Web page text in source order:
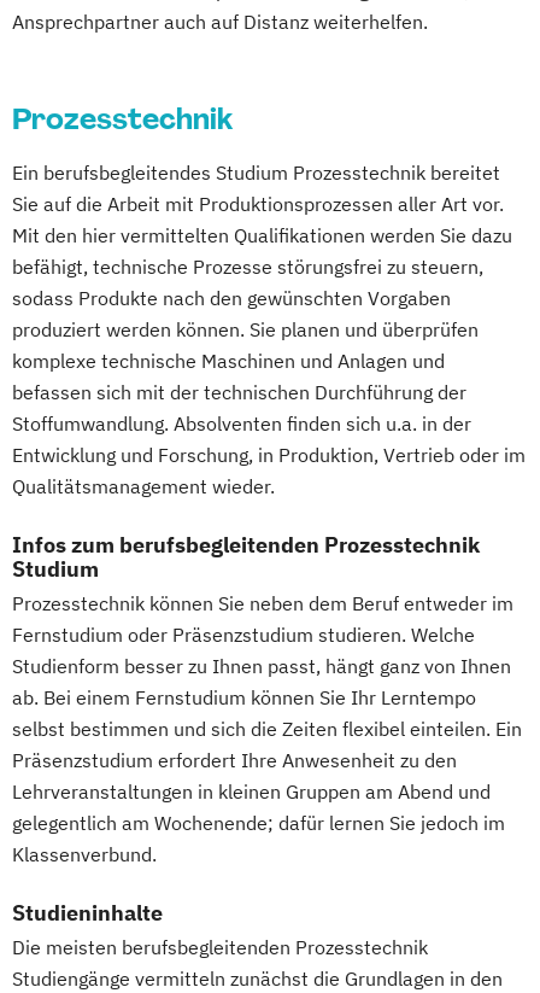
Kunststofftechnik
Lebensmittelverfahrenstechnik
Leit- und Sicherungstechnik
Maschinenbau Materials Science
Mathematik für Studierende
ingenieurwissenschaftlicher Fächer
Mathematik für Studierende
wirtschaftswissenschaftlicher Fächer
Mechatronik Mediengestaltung
Medizinische Informatik Medizintechnik
Mensch-Computer-Interaktion
Nachhaltigkeitsmanagement
Nachhaltigkeitstechnologien und -
management
Nationale und internationale Zertifizierung
und Produktkennzeichnung
New Venture Management
Patentmanagement
Prozesssimulation in der
Verfahrenstechnik
Regenerative Energietechnik
Technikfolgen­abschätzung
Technische Betriebswirtschaft
Pharmamanagement und
Prozess- und Produktdesign
Psychologie und Psychologisches
Empowerment
Psychosoziale Beratung in Sozialer Arbeit
Sicherheitsmanagement Soziale Arbeit
Sozialmanagement
Tourismusmanagement
UX-Design
Wirtschaftsinformatik
Wirtschaftsingenieurwesen (Teilzeit und
Vollzeit)
Wirtschaftsingenieurwesen mit
Wirtschaftspsychologie
Wirtschaftspsychologie mit Schwerpunkt
Digitalisierung
Wirtschaftsrecht mit internationalen
Aspekten
Ansprechpartner auch auf Distanz weiterhelfen.
Prozesstechnik
Ein berufsbegleitendes Studium Prozesstechnik bereitet
Sie auf die Arbeit mit Produktionsprozessen aller Art vor.
Mit den hier vermittelten Qualifikationen werden Sie dazu
befähigt, technische Prozesse störungsfrei zu steuern,
sodass Produkte nach den gewünschten Vorgaben
produziert werden können. Sie planen und überprüfen
komplexe technische Maschinen und Anlagen und
befassen sich mit der technischen Durchführung der
Stoffumwandlung. Absolventen finden sich u.a. in der
Entwicklung und Forschung, in Produktion, Vertrieb oder im
Qualitätsmanagement wieder.
Infos zum berufsbegleitenden Prozesstechnik
Studium
Prozesstechnik können Sie neben dem Beruf entweder im
Fernstudium oder Präsenzstudium studieren. Welche
Studienform besser zu Ihnen passt, hängt ganz von Ihnen
ab. Bei einem Fernstudium können Sie Ihr Lerntempo
selbst bestimmen und sich die Zeiten flexibel einteilen. Ein
Präsenzstudium erfordert Ihre Anwesenheit zu den
Lehrveranstaltungen in kleinen Gruppen am Abend und
gelegentlich am Wochenende; dafür lernen Sie jedoch im
Klassenverbund.
Studieninhalte
Die meisten berufsbegleitenden Prozesstechnik
Studiengänge vermitteln zunächst die Grundlagen in den